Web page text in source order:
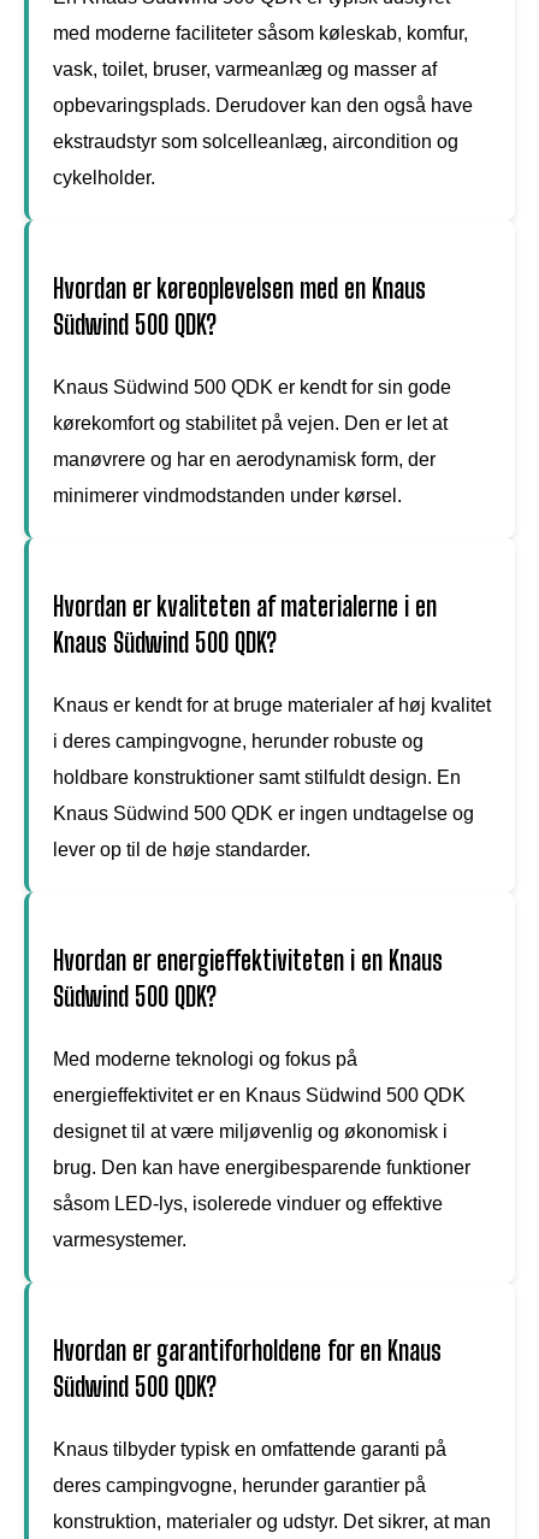
med moderne faciliteter såsom køleskab, komfur,
vask, toilet, bruser, varmeanlæg og masser af
opbevaringsplads. Derudover kan den også have
ekstraudstyr som solcelleanlæg, aircondition og
cykelholder.
Hvordan er køreoplevelsen med en Knaus
Südwind 500 QDK?
Knaus Südwind 500 QDK er kendt for sin gode
kørekomfort og stabilitet på vejen. Den er let at
manøvrere og har en aerodynamisk form, der
minimerer vindmodstanden under kørsel.
Hvordan er kvaliteten af materialerne i en
Knaus Südwind 500 QDK?
Knaus er kendt for at bruge materialer af høj kvalitet
i deres campingvogne, herunder robuste og
holdbare konstruktioner samt stilfuldt design. En
Knaus Südwind 500 QDK er ingen undtagelse og
lever op til de høje standarder.
Hvordan er energieffektiviteten i en Knaus
Südwind 500 QDK?
Med moderne teknologi og fokus på
energieffektivitet er en Knaus Südwind 500 QDK
designet til at være miljøvenlig og økonomisk i
brug. Den kan have energibesparende funktioner
såsom LED-lys, isolerede vinduer og effektive
varmesystemer.
Hvordan er garantiforholdene for en Knaus
Südwind 500 QDK?
Knaus tilbyder typisk en omfattende garanti på
deres campingvogne, herunder garantier på
konstruktion, materialer og udstyr. Det sikrer, at man